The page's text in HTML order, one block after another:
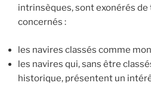
intrinsèques, sont exonérés de
concernés :
les navires classés comme
les navires qui, sans être
historique, présentent un